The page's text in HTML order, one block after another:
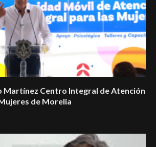
Martínez Centro Integral de Atención
de Morelia